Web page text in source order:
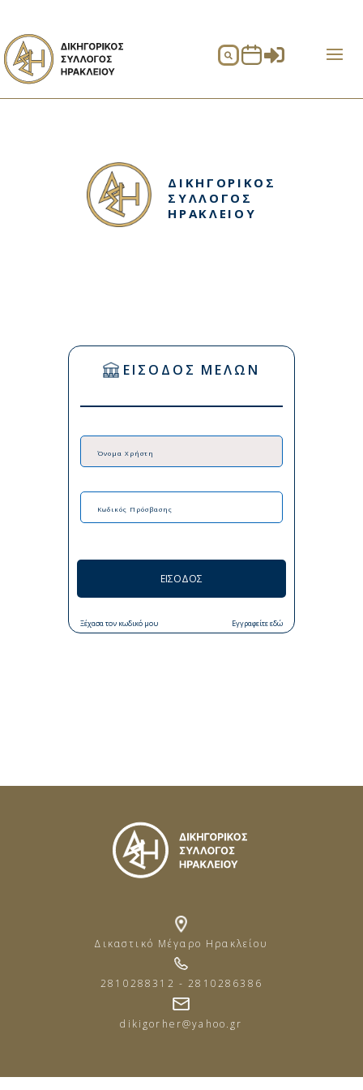
 
ΔΙΚΗΓΟΡΙΚΟΣ
ΣΥΛΛΟΓΟΣ
ΗΡΑΚΛΕΙΟΥ
ΕΙΣΟΔΟΣ ΜΕΛΩΝ
ΕΙΣΟΔΟΣ
Ξέχασα τον κωδικό μου Εγγραφείτε εδώ
Δικαστικό Μέγαρο Ηρακλείου
2810288312 - 2810286386
dikigorher@yahoo.gr